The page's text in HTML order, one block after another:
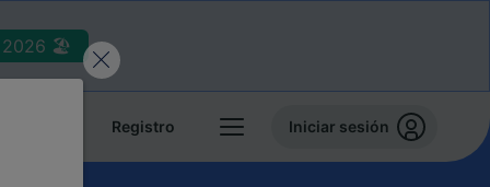
2026 🏖️
Registro Iniciar sesión